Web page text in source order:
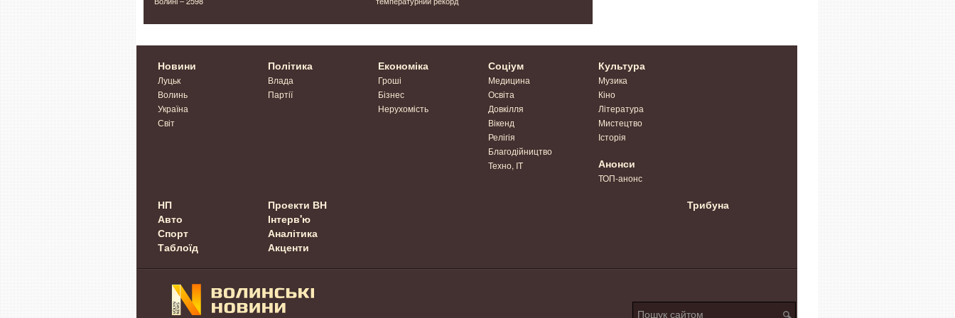
Новини
Луцьк
Волинь
Україна
Світ
Політика
Влада
Партії
Економіка
Гроші
Бізнес
Нерухомість
Соціум
Медицина
Освіта
Довкілля
Вікенд
Релігія
Благодійництво
Техно, IT
Культура
Музика
Кіно
Література
Мистецтво
Історія
Анонси
ТОП-анонс
НП
Авто
Спорт
Таблоїд
Проекти ВН
Інтерв'ю
Аналітика
Акценти
Трибуна